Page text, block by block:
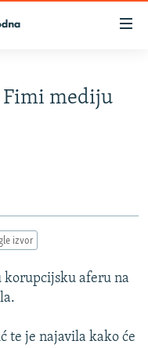
Fimi mediju
izvor
korupcijsku aferu na
te je najavila kako će